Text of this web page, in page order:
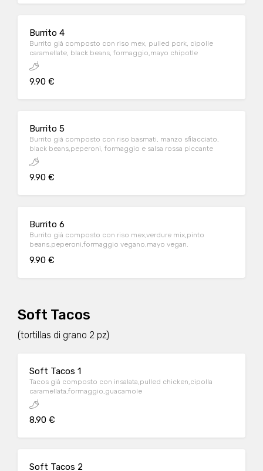
Burrito 4
Burrito già composto con riso mex, pulled pork, cipolle
caramellate, black beans, formaggio,mayo chipotle
9.90 €
Burrito 5
Burrito già composto con riso basmati, manzo sfilacciato,
black beans,peperoni, formaggio e salsa rossa piccante
9.90 €
Burrito 6
Burrito già composto con riso mex,verdure mix,pinto
beans,peperoni,formaggio vegano,mayo vegan.
9.90 €
Soft Tacos
(tortillas di grano 2 pz)
Soft Tacos 1
Tacos già composto con insalata,pulled chicken,cipolla
caramellata,formaggio,guacamole
8.90 €
Soft Tacos 2